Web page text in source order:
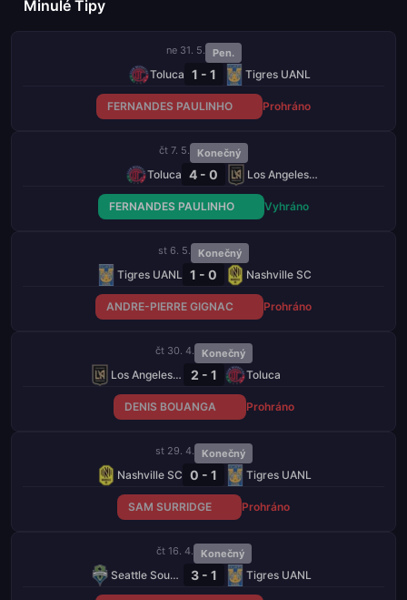
Minulé Tipy
ne 31. 5. Pen.
Toluca 1 - 1 Tigres UANL
FERNANDES PAULINHO Prohráno
čt 7. 5. Konečný
Toluca 4 - 0 Los Angeles FC
FERNANDES PAULINHO Vyhráno
st 6. 5. Konečný
Tigres UANL 1 - 0 Nashville SC
ANDRE-PIERRE GIGNAC Prohráno
čt 30. 4. Konečný
Los Angeles FC 2 - 1 Toluca
DENIS BOUANGA Prohráno
st 29. 4. Konečný
Nashville SC 0 - 1 Tigres UANL
SAM SURRIDGE Prohráno
čt 16. 4. Konečný
Seattle Sounders 3 - 1 Tigres UANL